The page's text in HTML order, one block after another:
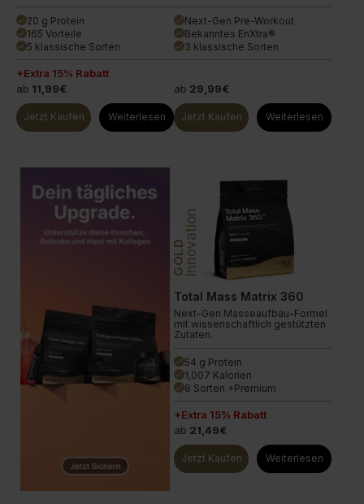
done 20 g Protein
done 165 Vorteile
done 5 klassische Sorten
+Extra 15% Rabatt
ab 11,99€
Jetzt Kaufen Weiterlesen
done Next-Gen Pre-Workout
done Bekanntes EnXtra®
done 3 klassische Sorten
ab 29,99€
Jetzt Kaufen Weiterlesen
GOLDInnovation
Total Mass Matrix 360
Next-Gen Masseaufbau-Formel
mit wissenschaftlich gestützten
Zutaten.
done 54 g Protein
done 1,007 Kalorien
done 8 Sorten +Premium
+Extra 15% Rabatt
ab 21,49€
Jetzt Kaufen Weiterlesen